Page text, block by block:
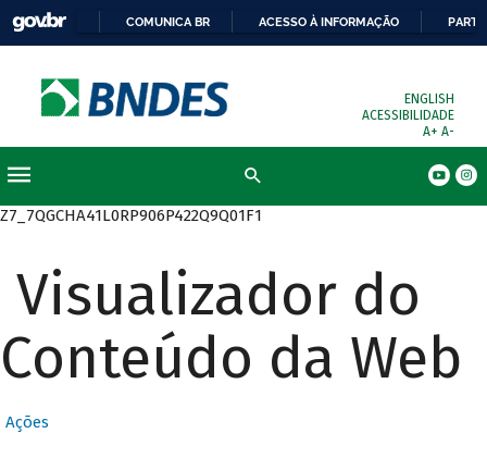
COMUNICA BR ACESSO À INFORMAÇÃO
ENGLISH
ACESSIBILIDADE
A+ A-
Z7_7QGCHA41L0RP906P422Q9Q01F1
Visualizador do
Conteúdo da Web
Ações